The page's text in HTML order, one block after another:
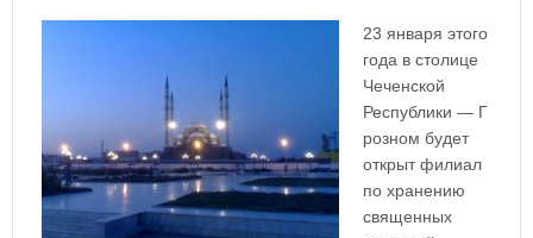
23 января этого
года в столице
Чеченской
Республики — Г
розном будет
открыт филиал
по хранению
священных